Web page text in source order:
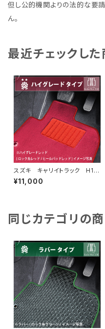
但し公的機関よりの法的な要
ん。
最近チェックした
スズキ キャリイトラック H13/
9〜 DA系 フロアマット一
式 カーマット ハイグレードタ
¥11,000
同じカテゴリの